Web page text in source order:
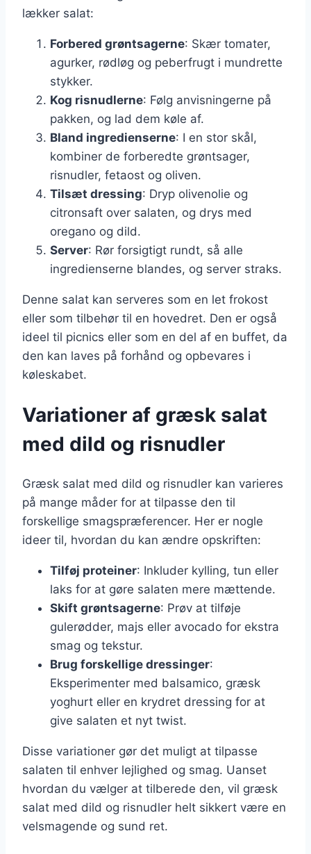
lækker salat:
Forbered grøntsagerne: Skær tomater,
agurker, rødløg og peberfrugt i mundrette
stykker.
Kog risnudlerne: Følg anvisningerne på
pakken, og lad dem køle af.
Bland ingredienserne: I en stor skål,
kombiner de forberedte grøntsager,
risnudler, fetaost og oliven.
Tilsæt dressing: Dryp olivenolie og
citronsaft over salaten, og drys med
oregano og dild.
Server: Rør forsigtigt rundt, så alle
ingredienserne blandes, og server straks.
Denne salat kan serveres som en let frokost
eller som tilbehør til en hovedret. Den er også
ideel til picnics eller som en del af en buffet, da
den kan laves på forhånd og opbevares i
køleskabet.
Variationer af græsk salat
med dild og risnudler
Græsk salat med dild og risnudler kan varieres
på mange måder for at tilpasse den til
forskellige smagspræferencer. Her er nogle
ideer til, hvordan du kan ændre opskriften:
Tilføj proteiner: Inkluder kylling, tun eller
laks for at gøre salaten mere mættende.
Skift grøntsagerne: Prøv at tilføje
gulerødder, majs eller avocado for ekstra
smag og tekstur.
Brug forskellige dressinger:
Eksperimenter med balsamico, græsk
yoghurt eller en krydret dressing for at
give salaten et nyt twist.
Disse variationer gør det muligt at tilpasse
salaten til enhver lejlighed og smag. Uanset
hvordan du vælger at tilberede den, vil græsk
salat med dild og risnudler helt sikkert være en
velsmagende og sund ret.